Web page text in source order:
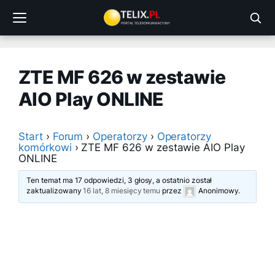
treści
ZTE MF 626 w zestawie
AIO Play ONLINE
Start › Forum › Operatorzy › Operatorzy
komórkowi › ZTE MF 626 w zestawie AIO Play
ONLINE
Ten temat ma 17 odpowiedzi, 3 głosy, a ostatnio został
zaktualizowany16 lat, 8 miesięcy temu przez Anonimowy.